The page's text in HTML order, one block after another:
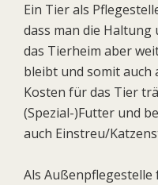
Ein Tier als
dass man die
das Tierheim aber
bleibt und somit auch
Kosten für das Tier
(Spezial-)Futter und
auch Einstreu/
Als